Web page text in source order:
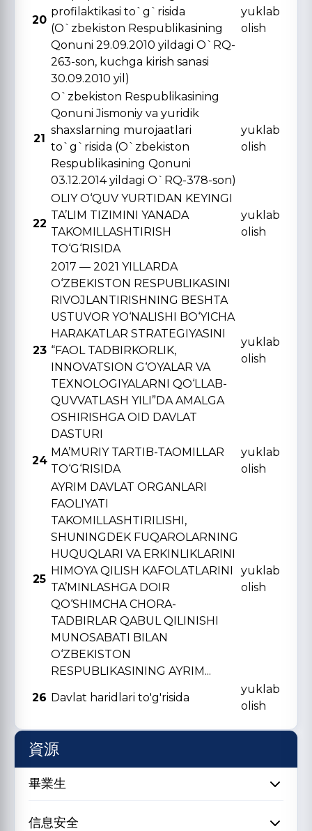
20
profilaktikasi to`g`risida
(O`zbekiston Respublikasining
Qonuni 29.09.2010 yildagi O`RQ-
263-son, kuchga kirish sanasi
30.09.2010 yil)
yuklab
olish
21
O`zbekiston Respublikasining
Qonuni Jismoniy va yuridik
shaxslarning murojaatlari
to`g`risida (O`zbekiston
Respublikasining Qonuni
03.12.2014 yildagi O`RQ-378-son)
yuklab
olish
22
OLIY O‘QUV YURTIDAN KЕYINGI
TA’LIM TIZIMINI YANADA
TAKOMILLASHTIRISH
TO‘G‘RISIDA
yuklab
olish
23
2017 — 2021 YILLARDA
O‘ZBЕKISTON RЕSPUBLIKASINI
RIVOJLANTIRISHNING BЕSHTA
USTUVOR YO‘NALISHI BO‘YICHA
HARAKATLAR STRATЕGIYASINI
“FAOL TADBIRKORLIK,
INNOVATSION G‘OYALAR VA
TЕXNOLOGIYALARNI QO‘LLAB-
QUVVATLASH YILI”DA AMALGA
OSHIRISHGA OID DAVLAT
DASTURI
yuklab
olish
24
MA’MURIY TARTIB-TAOMILLAR
TO‘G‘RISIDA
yuklab
olish
25
AYRIM DAVLAT ORGANLARI
FAOLIYATI
TAKOMILLASHTIRILISHI,
SHUNINGDЕK FUQAROLARNING
HUQUQLARI VA ERKINLIKLARINI
HIMOYA QILISH KAFOLATLARINI
TA’MINLASHGA DOIR
QO‘SHIMCHA CHORA-
TADBIRLAR QABUL QILINISHI
MUNOSABATI BILAN
O‘ZBЕKISTON
RЕSPUBLIKASINING AYRIM...
yuklab
olish
26 Davlat haridlari to'g'risida
yuklab
olish
資源
畢業生
信息安全